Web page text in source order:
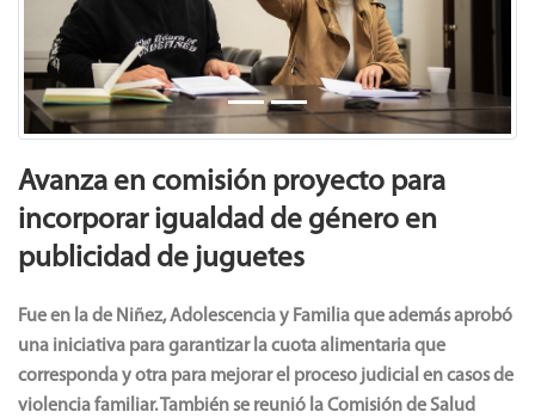
Avanza en comisión proyecto para
incorporar igualdad de género en
publicidad de juguetes
Fue en la de Niñez, Adolescencia y Familia que además aprobó
una iniciativa para garantizar la cuota alimentaria que
corresponda y otra para mejorar el proceso judicial en casos de
violencia familiar. También se reunió la Comisión de Salud